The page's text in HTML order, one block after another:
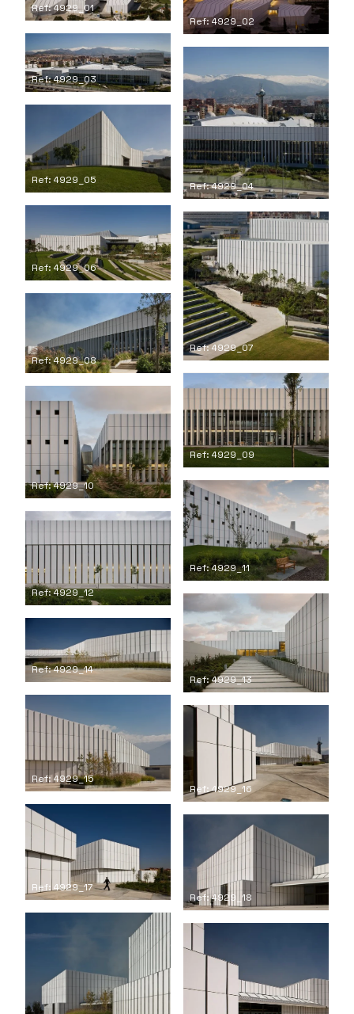
Ref: 4929_01
Ref: 4929_02
Ref: 4929_03
Ref: 4929_04
Ref: 4929_05
Ref: 4929_06
Ref: 4929_07
Ref: 4929_08
Ref: 4929_09
Ref: 4929_10
Ref: 4929_11
Ref: 4929_12
Ref: 4929_13
Ref: 4929_14
Ref: 4929_15
Ref: 4929_16
Ref: 4929_17
Ref: 4929_18